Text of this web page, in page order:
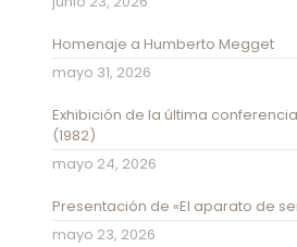
Homenaje a Humberto Megget
mayo 31, 2026
Exhibición de la última
(1982)
mayo 24, 2026
Presentación de «El aparato de
mayo 23, 2026